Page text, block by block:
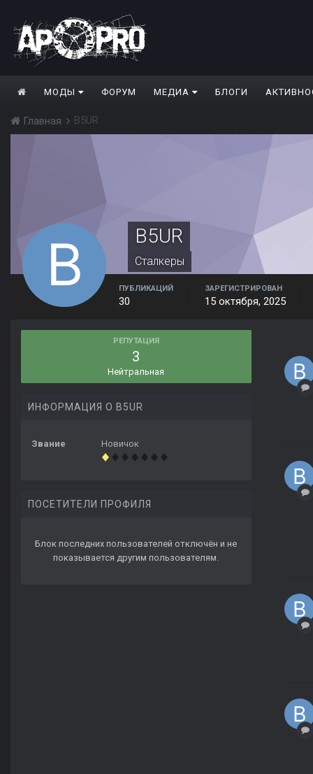
МОДЫ ФОРУМ МЕДИА БЛОГИ
Главная B5UR
B5UR
Сталкеры
ПУБЛИКАЦИЙ
30
ЗАРЕГИСТРИРОВАН
15 октября, 2025
РЕПУТАЦИЯ
3
Нейтральная
ИНФОРМАЦИЯ О B5UR
Звание Новичок
ПОСЕТИТЕЛИ ПРОФИЛЯ
Блок последних пользователей отключён и не
показывается другим пользователям.